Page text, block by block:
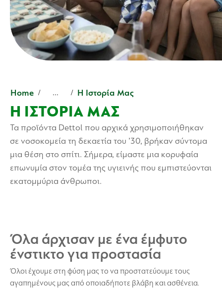
Home ... Η Ιστορία Μας
Η ΙΣΤΟΡΊΑ ΜΑΣ
Τα προϊόντα Dettol που αρχικά χρησιμοποιήθηκαν
σε νοσοκομεία τη δεκαετία του ’30, βρήκαν σύντομα
μια θέση στο σπίτι. Σήμερα, είμαστε μια κορυφαία
επωνυμία στον τομέα της υγιεινής που εμπιστεύονται
εκατομμύρια άνθρωποι.
Όλα άρχισαν με ένα έμφυτο
ένστικτο για προστασία
Όλοι έχουμε στη φύση μας το να προστατεύουμε τους
αγαπημένους μας από οποιαδήποτε βλάβη και ασθένεια.